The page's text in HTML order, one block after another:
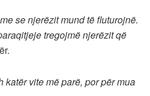
se njerëzit mund të fluturojnë.
tregojmë njerëzit që
katër vite më parë, por për mua